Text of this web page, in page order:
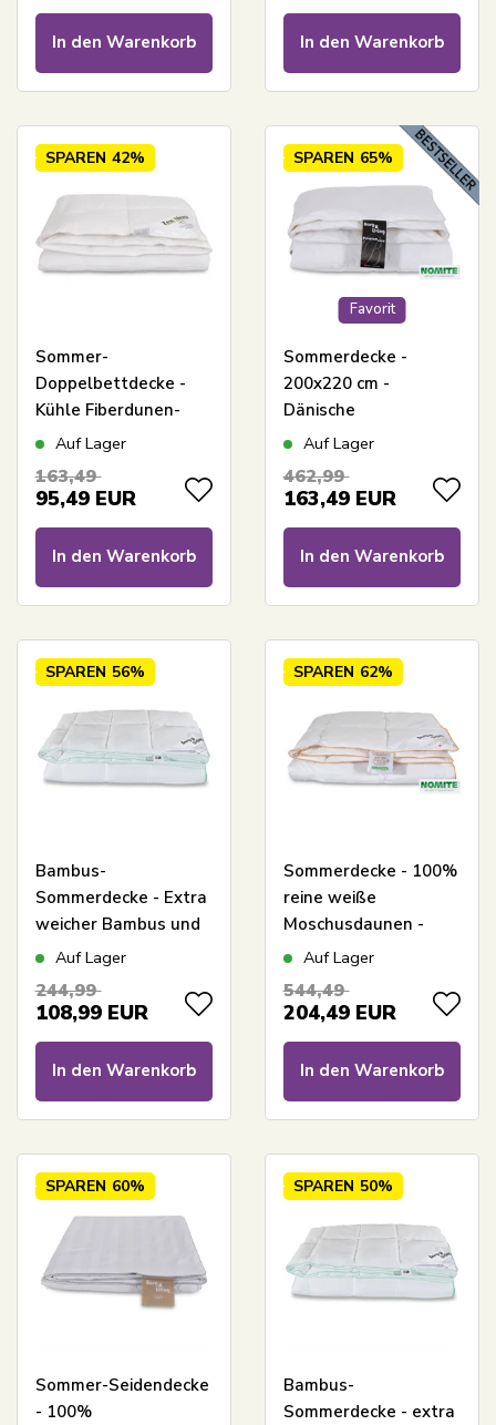
In den Warenkorb In den Warenkorb
SPAREN 42%
Sommer-
Doppelbettdecke -
Kühle Fiberdunen-
Decke -
Decke - 200x220 cm -
Auf Lager
163,49
95,49 EUR
In den Warenkorb
Favorit
SPAREN 65%
Sommerdecke -
200x220 cm -
Dänische
Angebot für
Auf Lager
462,99
163,49 EUR
In den Warenkorb
SPAREN 56%
Bambus-
Sommerdecke - Extra
weicher Bambus und
Daunenfasern -
Living
Auf Lager
244,99
108,99 EUR
In den Warenkorb
SPAREN 62%
Sommerdecke - 100%
reine weiße
Moschusdaunen -
200x220 cm - Leichte
Sommerdaunendecke
Auf Lager
544,49
204,49 EUR
In den Warenkorb
SPAREN 60%
Sommer-Seidendecke
- 100%
SPAREN 50%
Bambus-
Sommerdecke - extra